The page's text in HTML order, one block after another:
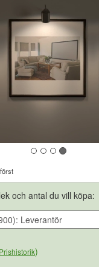
och antal du vill köpa:
Prishistorik)